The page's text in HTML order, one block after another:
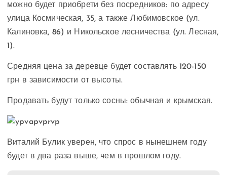
можно будет приобрети без посредников: по адресу
улица Космическая, 35, а также Любимовское (ул.
Калиновка, 86) и Никольское лесничества (ул. Лесная,
1).
Средняя цена за деревце будет составлять 120-150
грн в зависимости от высоты.
Продавать будут только сосны: обычная и крымская.
Виталий Булик уверен, что спрос в нынешнем году
будет в два раза выше, чем в прошлом году.